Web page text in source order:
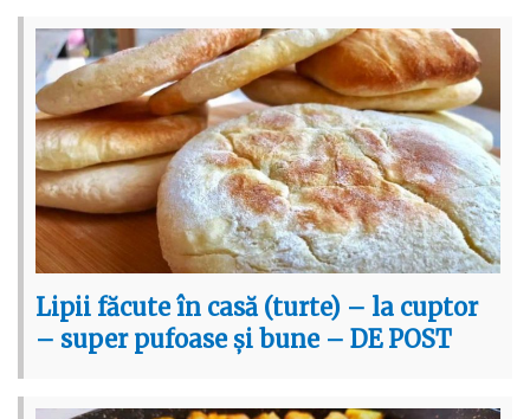
Lipii făcute în casă (turte) – la cuptor
– super pufoase și bune – DE POST